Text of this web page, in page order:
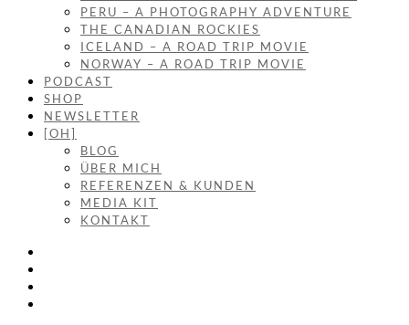
PERU – A PHOTOGRAPHY ADVENTURE
THE CANADIAN ROCKIES
ICELAND – A ROAD TRIP MOVIE
NORWAY – A ROAD TRIP MOVIE
PODCAST
SHOP
NEWSLETTER
[OH]
BLOG
ÜBER MICH
REFERENZEN & KUNDEN
MEDIA KIT
KONTAKT